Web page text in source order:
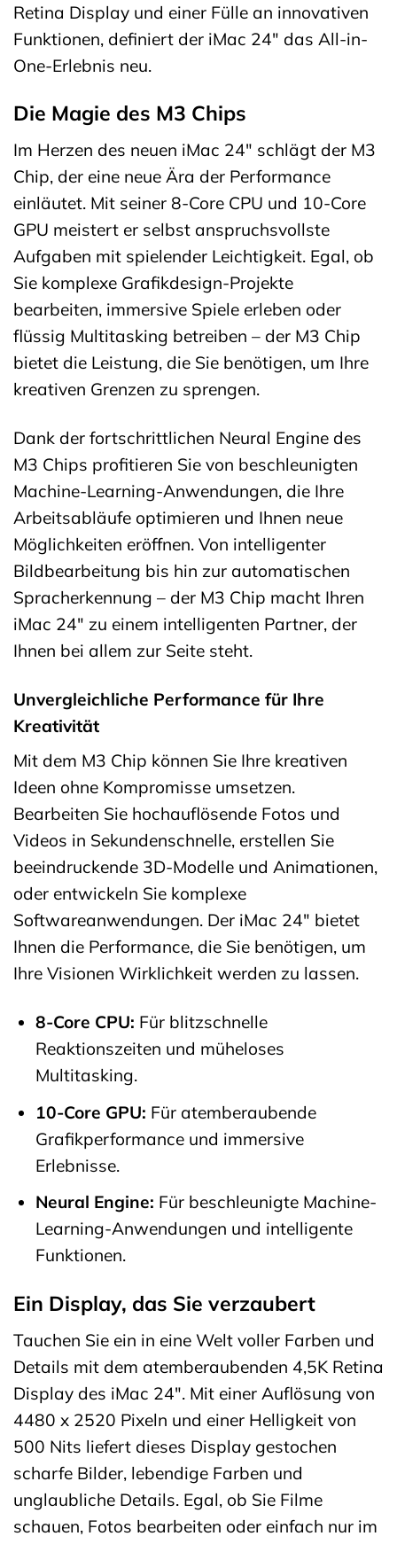
Retina Display und einer Fülle an innovativen
Funktionen, definiert der iMac 24″ das All-in-
One-Erlebnis neu.
Die Magie des M3 Chips
Im Herzen des neuen iMac 24″ schlägt der M3
Chip, der eine neue Ära der Performance
einläutet. Mit seiner 8-Core CPU und 10-Core
GPU meistert er selbst anspruchsvollste
Aufgaben mit spielender Leichtigkeit. Egal, ob
Sie komplexe Grafikdesign-Projekte
bearbeiten, immersive Spiele erleben oder
flüssig Multitasking betreiben – der M3 Chip
bietet die Leistung, die Sie benötigen, um Ihre
kreativen Grenzen zu sprengen.
Dank der fortschrittlichen Neural Engine des
M3 Chips profitieren Sie von beschleunigten
Machine-Learning-Anwendungen, die Ihre
Arbeitsabläufe optimieren und Ihnen neue
Möglichkeiten eröffnen. Von intelligenter
Bildbearbeitung bis hin zur automatischen
Spracherkennung – der M3 Chip macht Ihren
iMac 24″ zu einem intelligenten Partner, der
Ihnen bei allem zur Seite steht.
Unvergleichliche Performance für Ihre
Kreativität
Mit dem M3 Chip können Sie Ihre kreativen
Ideen ohne Kompromisse umsetzen.
Bearbeiten Sie hochauflösende Fotos und
Videos in Sekundenschnelle, erstellen Sie
beeindruckende 3D-Modelle und Animationen,
oder entwickeln Sie komplexe
Softwareanwendungen. Der iMac 24″ bietet
Ihnen die Performance, die Sie benötigen, um
Ihre Visionen Wirklichkeit werden zu lassen.
8-Core CPU: Für blitzschnelle
Reaktionszeiten und müheloses
Multitasking.
10-Core GPU: Für atemberaubende
Grafikperformance und immersive
Erlebnisse.
Neural Engine: Für beschleunigte Machine-
Learning-Anwendungen und intelligente
Funktionen.
Ein Display, das Sie verzaubert
Tauchen Sie ein in eine Welt voller Farben und
Details mit dem atemberaubenden 4,5K Retina
Display des iMac 24″. Mit einer Auflösung von
4480 x 2520 Pixeln und einer Helligkeit von
500 Nits liefert dieses Display gestochen
scharfe Bilder, lebendige Farben und
unglaubliche Details. Egal, ob Sie Filme
schauen, Fotos bearbeiten oder einfach nur im